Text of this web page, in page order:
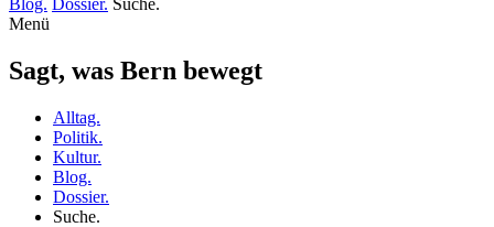
Blog. Dossier. Suche.
Menü
Sagt, was Bern bewegt
Alltag.
Politik.
Kultur.
Blog.
Dossier.
Suche.